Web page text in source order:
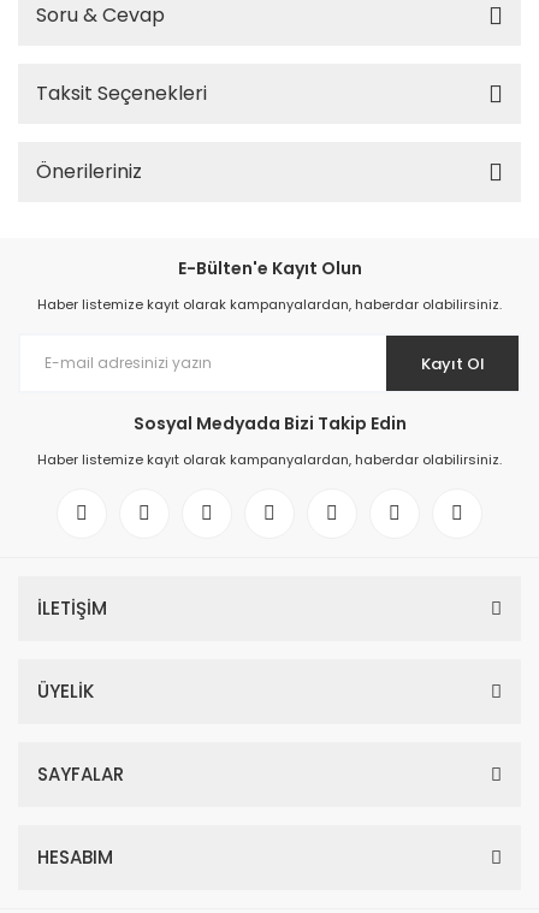
Soru & Cevap
Taksit Seçenekleri
Önerileriniz
E-Bülten'e Kayıt Olun
Haber listemize kayıt olarak kampanyalardan, haberdar olabilirsiniz.
Kayıt Ol
Sosyal Medyada Bizi Takip Edin
Haber listemize kayıt olarak kampanyalardan, haberdar olabilirsiniz.
İLETİŞİM
ÜYELİK
SAYFALAR
HESABIM